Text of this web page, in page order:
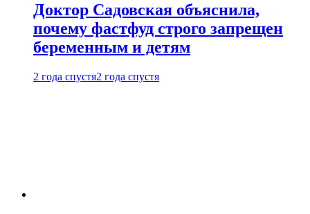
Доктор Садовская объяснила,
почему фастфуд строго запрещен
беременным и детям
2 года спустя2 года спустя